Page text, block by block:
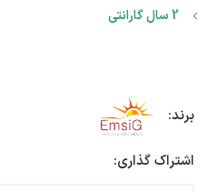
2 سال گارانتی
برند:
اشتراک گذاری: